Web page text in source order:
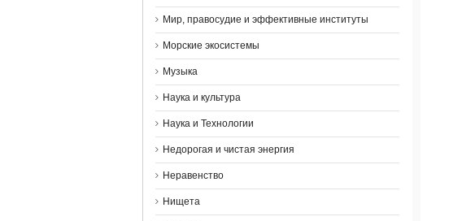
Мир, правосудие и эффективные институты
Морские экосистемы
Музыка
Наука и культура
Наука и Технологии
Недорогая и чистая энергия
Неравенство
Нищета